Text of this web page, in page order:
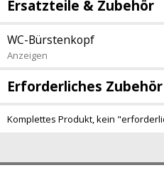
Ersatzteile & Zubehör
WC-Bürstenkopf
Anzeigen
Erforderliches Zubehör
Komplettes Produkt, kein